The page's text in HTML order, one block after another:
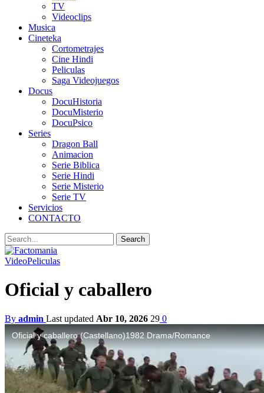
TV
Videoclips
Musica
Cineteka
Cortometrajes
Cine Hindi
Peliculas
Saga Videojuegos
Docus
DocuHistoria
DocuMisterio
DocuPsico
Series
Dragon Ball
Animacion
Serie Biblica
Serie Hindi
Serie Misterio
Serie TV
Servicios
CONTACTO
VideoPeliculas
Oficial y caballero
By admin Last updated Abr 10, 2026 29 0